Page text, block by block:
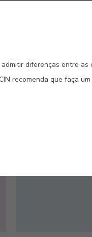
sua casa
que o
é ideal
e
diferenças entre
recomenda que faça